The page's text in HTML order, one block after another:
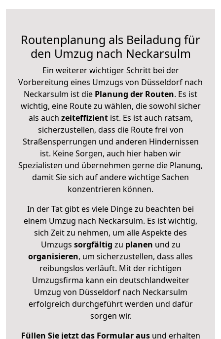
Routenplanung als Beiladung für
den Umzug nach Neckarsulm
Ein weiterer wichtiger Schritt bei der
Vorbereitung eines Umzugs von Düsseldorf nach
Neckarsulm ist die Planung der Routen. Es ist
wichtig, eine Route zu wählen, die sowohl sicher
als auch zeiteffizientist. Es ist auch ratsam,
sicherzustellen, dass die Route frei von
Straßensperrungen und anderen Hindernissen
ist. Keine Sorgen, auch hier haben wir
Spezialisten und übernehmen gerne die Planung,
damit Sie sich auf andere wichtige Sachen
konzentrieren können.
In der Tat gibt es viele Dinge zu beachten bei
einem Umzug nach Neckarsulm. Es ist wichtig,
sich Zeit zu nehmen, um alle Aspekte des
Umzugs sorgfältig zu planen und zu
organisieren, um sicherzustellen, dass alles
reibungslos verläuft. Mit der richtigen
Umzugsfirma kann ein deutschlandweiter
Umzug von Düsseldorf nach Neckarsulm
erfolgreich durchgeführt werden und dafür
sorgen wir.
Füllen Sie jetzt das Formular ausund erhalten